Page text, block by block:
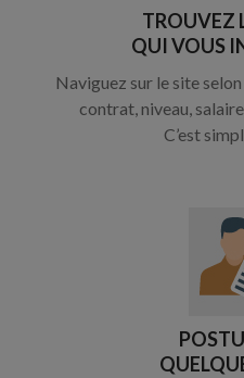
TROUVEZ
QUI VOUS
Naviguez sur le site
contrat, niveau,
C’est